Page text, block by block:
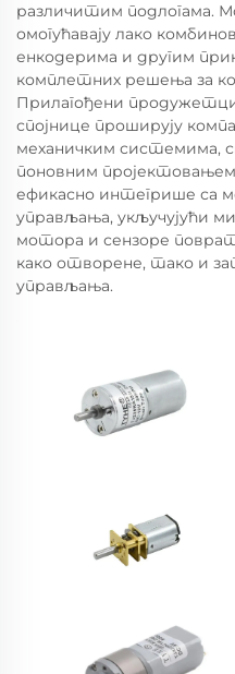
различитим подлогама.
омогућавају лако
енкодерима и другим
комплетних решења за
Прилагођени
спојнице проширују
механичким системима,
поновним
ефикасно интегрише са
управљања, укључујући
мотора и сензоре
како отворене, тако и
управљања.